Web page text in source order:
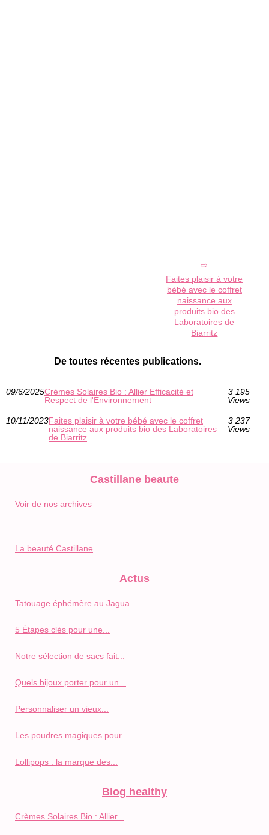
Faites plaisir à votre
bébé avec le coffret
naissance aux
produits bio des
Laboratoires de
Biarritz
De toutes récentes publications.
09/6/2025Crèmes Solaires Bio : Allier Efficacité et
Respect de l'Environnement
3 195
Views
10/11/2023Faites plaisir à votre bébé avec le coffret
naissance aux produits bio des Laboratoires
de Biarritz
3 237
Views
Castillane beaute
Voir de nos archives
La beauté Castillane
Actus
Tatouage éphémère au Jagua...
5 Étapes clés pour une...
Notre sélection de sacs fait...
Quels bijoux porter pour un...
Personnaliser un vieux...
Les poudres magiques pour...
Lollipops : la marque des...
Blog healthy
Crèmes Solaires Bio : Allier...